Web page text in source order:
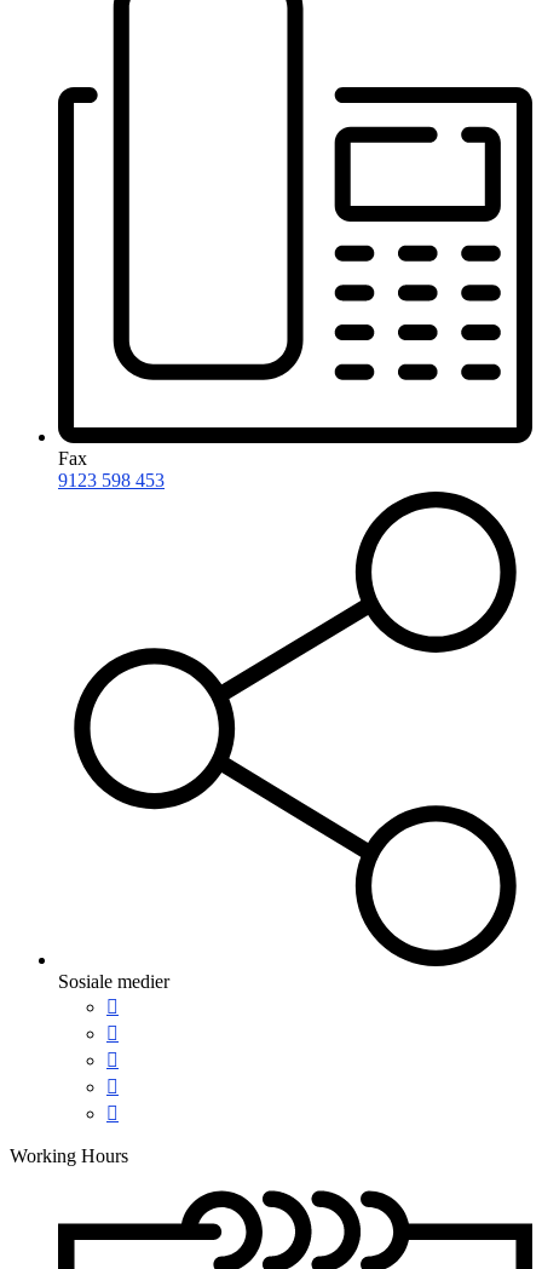
Fax
9123 598 453
Sosiale medier
Working Hours